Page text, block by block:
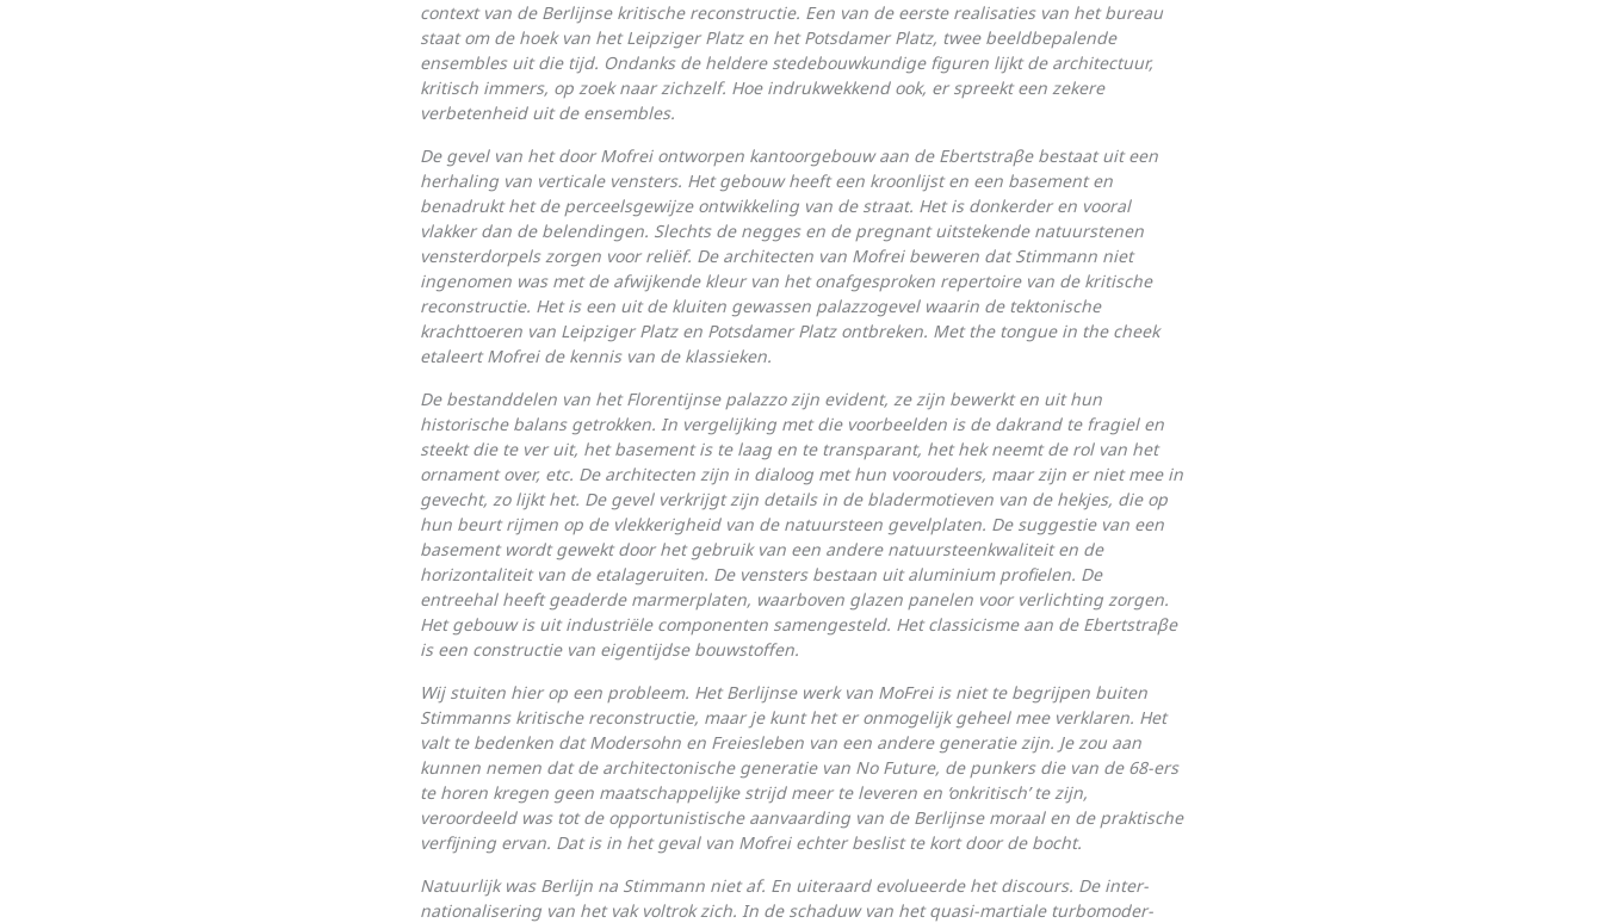
context van de Berlijnse kritische reconstructie. Een van de eerste realisaties van het bureau
staat om de hoek van het Leipziger Platz en het Potsdamer Platz, twee beeldbepalende
ensembles uit die tijd. Ondanks de heldere stedebouwkundige figuren lijkt de architectuur,
kritisch immers, op zoek naar zichzelf. Hoe indrukwekkend ook, er spreekt een zekere
verbetenheid uit de ensembles.
De gevel van het door Mofrei ontworpen kantoorgebouw aan de Ebertstraβe bestaat uit een
her­haling van verticale vensters. Het gebouw heeft een kroonlijst en een basement en
benadrukt het de perceelsgewijze ontwikkeling van de straat. Het is donkerder en vooral
vlakker dan de belen­dingen. Slechts de negges en de pregnant uitstekende natuurstenen
vensterdorpels zorgen voor reliëf. De architecten van Mofrei beweren dat Stimmann niet
ingenomen was met de afwijkende kleur van het onafgesproken repertoire van de kritische
reconstructie. Het is een uit de kluiten gewas­sen palazzogevel waarin de tektonische
krachttoeren van Leipziger Platz en Potsdamer Platz ont­breken. Met the tongue in the cheek
etaleert Mofrei de kennis van de klassieken.
De bestanddelen van het Florentijnse palazzo zijn evident, ze zijn bewerkt en uit hun
historische balans getrokken. In vergelijking met die voorbeelden is de dakrand te fragiel en
steekt die te ver uit, het basement is te laag en te transparant, het hek neemt de rol van het
ornament over, etc. De architecten zijn in dialoog met hun voorouders, maar zijn er niet mee in
gevecht, zo lijkt het. De gevel verkrijgt zijn details in de bladermotieven van de hekjes, die op
hun beurt rijmen op de vlekkerigheid van de natuursteen gevelplaten. De suggestie van een
basement wordt gewekt door het gebruik van een andere natuursteenkwaliteit en de
horizontaliteit van de etalageruiten. De vensters bestaan uit aluminium profielen. De
entreehal heeft geaderde marmerplaten, waar­boven glazen panelen voor verlichting zorgen.
Het gebouw is uit industriële componenten samen­­­­­­gesteld. Het classi­cisme aan de Ebertstraβe
is een constructie van eigentijdse bouw­stoffen.
Wij stuiten hier op een probleem. Het Berlijnse werk van MoFrei is niet te begrijpen buiten
Stim­manns kritische reconstructie, maar je kunt het er onmogelijk geheel mee verklaren. Het
valt te bedenken dat Modersohn en Freiesleben van een andere generatie zijn. Je zou aan
kunnen nemen dat de architectonische generatie van No Future, de punkers die van de 68-ers
te horen kregen geen maatschappelijke strijd meer te leveren en ‘onkritisch’ te zijn,
veroordeeld was tot de opportu­nistische aanvaarding van de Berlijnse moraal en de praktische
verfijning ervan. Dat is in het geval van Mofrei echter beslist te kort door de bocht.
Natuurlijk was Berlijn na Stimmann niet af. En uiteraard evolueerde het dis­cours. De inter­
natio­­na­lisering van het vak voltrok zich. In de schaduw van het quasi-martiale turbomoder­